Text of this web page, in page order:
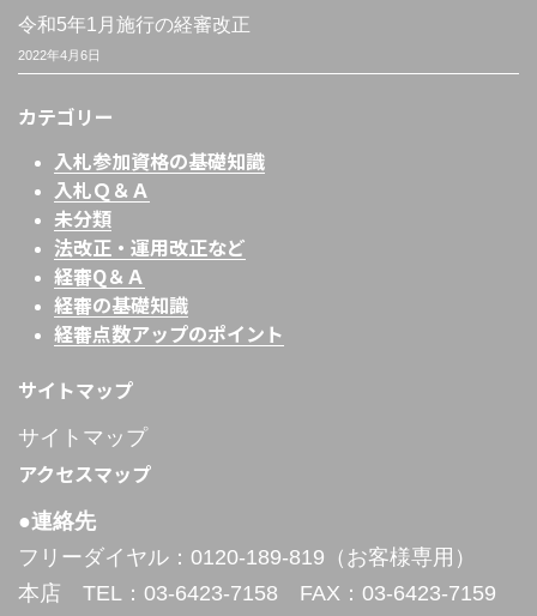
令和5年1月施行の経審改正
2022年4月6日
カテゴリー
入札参加資格の基礎知識
入札Ｑ＆Ａ
未分類
法改正・運用改正など
経審Q＆Ａ
経審の基礎知識
経審点数アップのポイント
サイトマップ
サイトマップ
アクセスマップ
●連絡先
フリーダイヤル：0120-189-819（お客様専用）
本店 TEL：03-6423-7158 FAX：03-6423-7159